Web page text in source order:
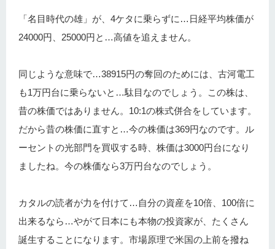
「名目時代の雄」が、4ケタに乗らずに…日経平均株価が
24000円、25000円と…高値を追えません。
同じような意味で…38915円の奪回のためには、古河電工
も1万円台に乗らないと…駄目なのでしょう。この株は、
昔の株価ではありません。10:1の株式併合をしています。
だから昔の株価に直すと…今の株価は369円なのです。ル
ーセントの光部門を買収する時、株価は3000円台になり
ましたね。今の株価なら3万円台なのでしょう。
カタルの読者が力を付けて…自分の資産を10倍、100倍に
出来るなら…やがて日本にも本物の投資家が、たくさん
誕生することになります。市場原理で米国の上前を撥ね